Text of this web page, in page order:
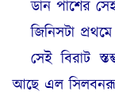
ডান পাশের
জিনিসটা
সেই বিরাট
আছে এল